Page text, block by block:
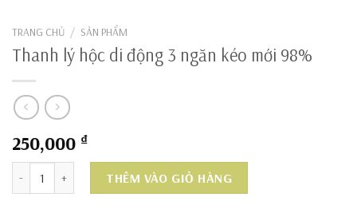
TRANG CHỦ / SẢN PHẨM
Thanh lý hộc di động 3 ngăn kéo mới 98%
250,000 ₫
Thanh lý hộc di động 3 ngăn kéo mới 98% số lượng
THÊM VÀO GIỎ HÀNG